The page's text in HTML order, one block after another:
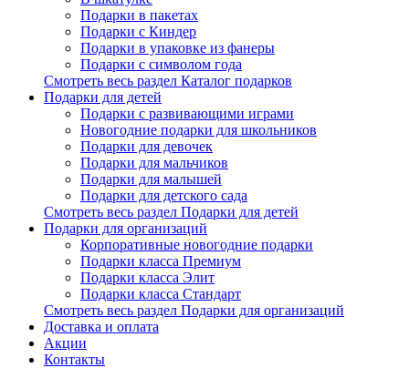
Подарки в пакетах
Подарки с Киндер
Подарки в упаковке из фанеры
Подарки с символом года
Смотреть весь раздел Каталог подарков
Подарки для детей
Подарки с развивающими играми
Новогодние подарки для школьников
Подарки для девочек
Подарки для мальчиков
Подарки для малышей
Подарки для детского сада
Смотреть весь раздел Подарки для детей
Подарки для организаций
Корпоративные новогодние подарки
Подарки класса Премиум
Подарки класса Элит
Подарки класса Стандарт
Смотреть весь раздел Подарки для организаций
Доставка и оплата
Акции
Контакты